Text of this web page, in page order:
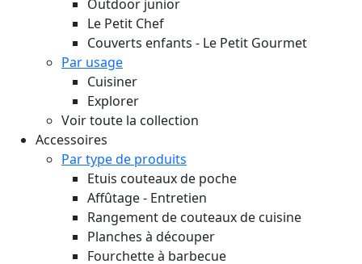
Outdoor junior
Le Petit Chef
Couverts enfants - Le Petit Gourmet
Par usage
Cuisiner
Explorer
Voir toute la collection
Accessoires
Par type de produits
Etuis couteaux de poche
Affûtage - Entretien
Rangement de couteaux de cuisine
Planches à découper
Fourchette à barbecue